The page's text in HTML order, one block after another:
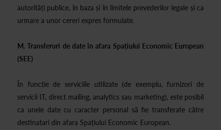
autorități publice, în baza și în limitele prevederilor legale și ca
urmare a unor cereri expres formulate.
M. Transferuri de date în afara Spațiului Economic European
(SEE)
În funcție de serviciile utilizate (de exemplu, furnizori de
servicii IT, direct mailing, analytics sau marketing), este posibil
ca unele date cu caracter personal să fie transferate către
destinatari din afara Spațiului Economic European.